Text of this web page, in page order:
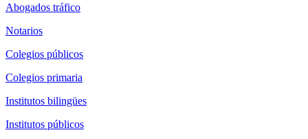
Abogados tráfico
Notarios
Colegios públicos
Colegios primaria
Institutos bilingües
Institutos públicos